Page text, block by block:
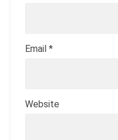
Email *
Website